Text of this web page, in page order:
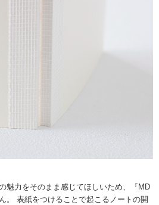
魅力をそのまま感じてほしいため、『MD
。 表紙をつけることで起こるノートの開